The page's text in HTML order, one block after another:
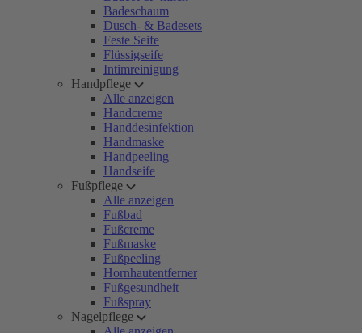
Badeschaum
Dusch- & Badesets
Feste Seife
Flüssigseife
Intimreinigung
Handpflege
Alle anzeigen
Handcreme
Handdesinfektion
Handmaske
Handpeeling
Handseife
Fußpflege
Alle anzeigen
Fußbad
Fußcreme
Fußmaske
Fußpeeling
Hornhautentferner
Fußgesundheit
Fußspray
Nagelpflege